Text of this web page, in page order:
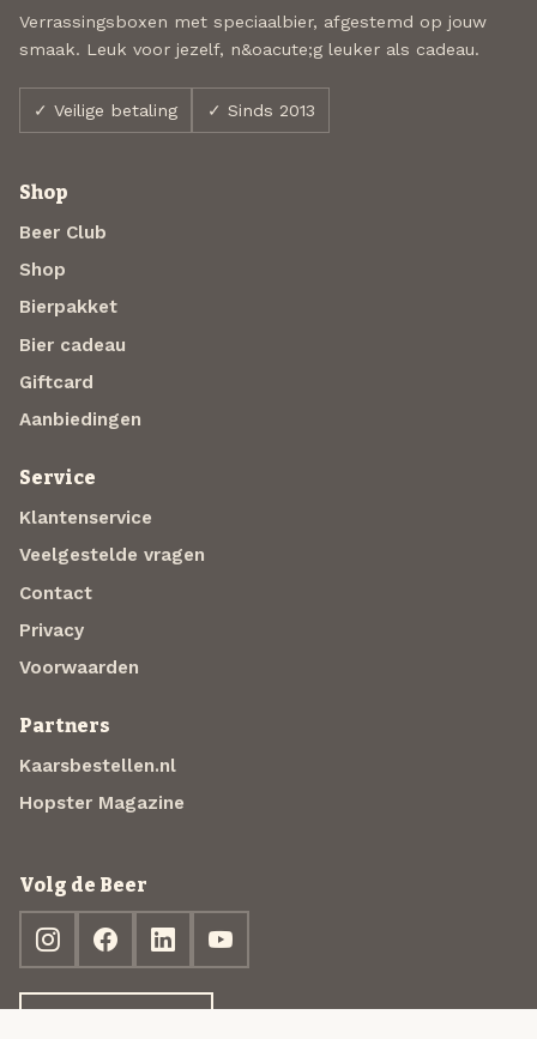
Verrassingsboxen met speciaalbier, afgestemd op jouw
smaak. Leuk voor jezelf, n&oacute;g leuker als cadeau.
✓ Veilige betaling ✓ Sinds 2013
Shop
Beer Club
Shop
Bierpakket
Bier cadeau
Giftcard
Aanbiedingen
Service
Klantenservice
Veelgestelde vragen
Contact
Privacy
Voorwaarden
Partners
Kaarsbestellen.nl
Hopster Magazine
Volg de Beer